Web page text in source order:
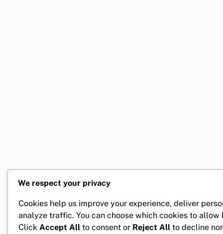
We respect your privacy
Cookies help us improve your experience, deliver
analyze traffic. You can choose which cookies to
Click Accept All to consent or Reject All to decline